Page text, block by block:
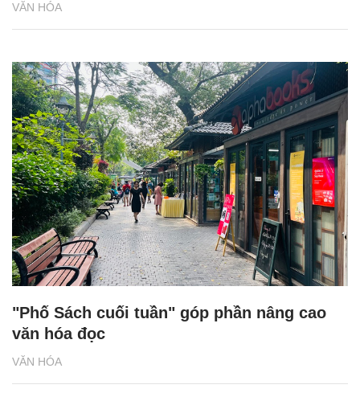
VĂN HÓA
VĂN HÓA
"Phố Sách cuối tuần" góp phần nâng cao
văn hóa đọc